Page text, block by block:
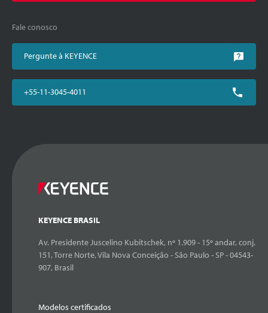
Fale conosco
Pergunte à KEYENCE
+55-11-3045-4011
KEYENCE BRASIL
Av. Presidente Juscelino Kubitschek, nº 1.909 - 15º andar, conj.
151, Torre Norte, Vila Nova Conceição - São Paulo - SP - 04543-
907, Brasil
Modelos certificados